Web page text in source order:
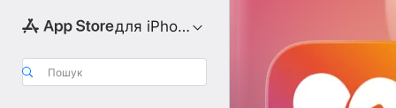
для iPhone
Пошук